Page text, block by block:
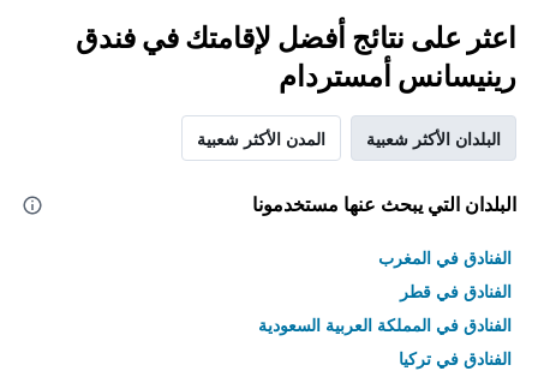
اعثر على نتائج أفضل لإقامتك في فندق
رينيسانس أمستردام
البلدان الأكثر شعبية المدن الأكثر شعبية
البلدان التي يبحث عنها مستخدمونا
الفنادق في المغرب
الفنادق في قطر
الفنادق في المملكة العربية السعودية
الفنادق في تركيا